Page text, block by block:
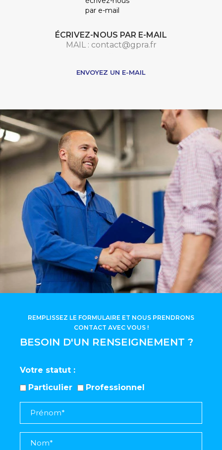
ÉCRIVEZ-NOUS PAR E-MAIL
MAIL : contact@gpra.fr
ENVOYEZ UN E-MAIL
BESOIN D'UN RENSEIGNEMENT ?
REMPLISSEZ LE FORMULAIRE ET NOUS PRENDRONS
CONTACT AVEC VOUS !
Votre statut
Particulier
Professionnel